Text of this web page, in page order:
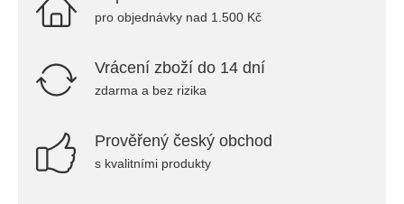
pro objednávky nad 1.500 Kč
Vrácení zboží do 14 dní
zdarma a bez rizika
Prověřený český obchod
s kvalitními produkty